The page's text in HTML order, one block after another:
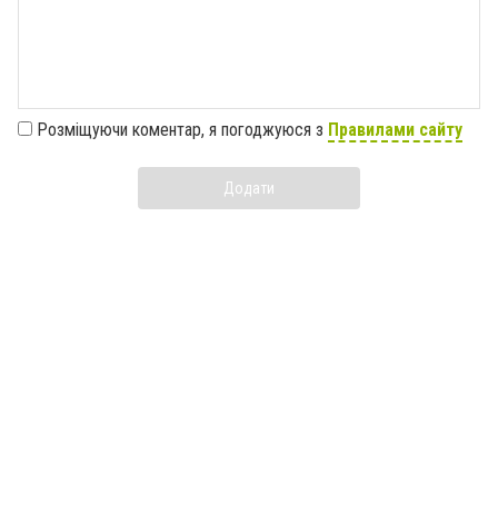
Розміщуючи коментар, я погоджуюся з Правилами сайту
Додати